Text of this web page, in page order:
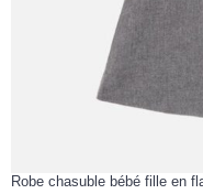
Robe chasuble bébé fille en